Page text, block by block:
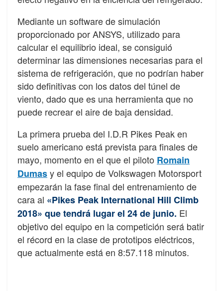
Mediante un software de simulación
proporcionado por ANSYS, utilizado para
calcular el equilibrio ideal, se consiguió
determinar las dimensiones necesarias para el
sistema de refrigeración, que no podrían haber
sido definitivas con los datos del túnel de
viento, dado que es una herramienta que no
puede recrear el aire de baja densidad.
La primera prueba del I.D.R Pikes Peak en
suelo americano está prevista para finales de
mayo, momento en el que el piloto Romain
Dumasy el equipo de Volkswagen Motorsport
empezarán la fase final del entrenamiento de
cara al «Pikes Peak International Hill Climb
2018» que tendrá lugar el 24 de junio. El
objetivo del equipo en la competición será batir
el récord en la clase de prototipos eléctricos,
que actualmente está en 8:57.118 minutos.